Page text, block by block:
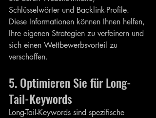
Schlüsselwörter und Backlink-Profile.
Diese Informationen können Ihnen helfen,
Ihre eigenen Strategien zu verfeinern und
sich einen Wettbewerbsvorteil zu
verschaffen.
5. Optimieren Sie für Long-
Tail-Keywords
Long-Tail-Keywords sind spezifische